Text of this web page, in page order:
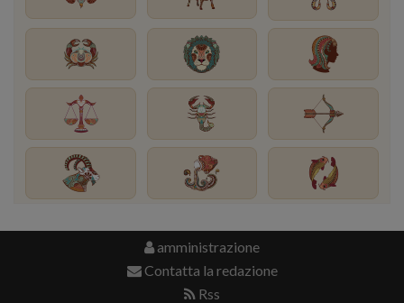
amministrazione
Contatta la redazione
Rss